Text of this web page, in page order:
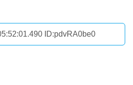
ID:pdvRA0be0